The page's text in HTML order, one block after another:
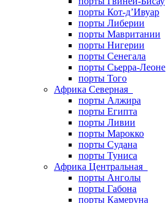
порты Кот-д’Ивуар
порты Либерии
порты Мавритании
порты Нигерии
порты Сенегала
порты Сьерра-Леоне
порты Того
Африка Северная
порты Алжира
порты Египта
порты Ливии
порты Марокко
порты Судана
порты Туниса
Африка Центральная
порты Анголы
порты Габона
порты Камеруна